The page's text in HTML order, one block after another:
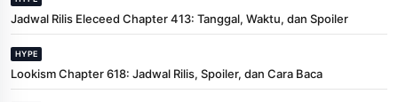
Jadwal Rilis Eleceed Chapter 413: Tanggal, Waktu, dan Spoiler
HYPE
Lookism Chapter 618: Jadwal Rilis, Spoiler, dan Cara Baca